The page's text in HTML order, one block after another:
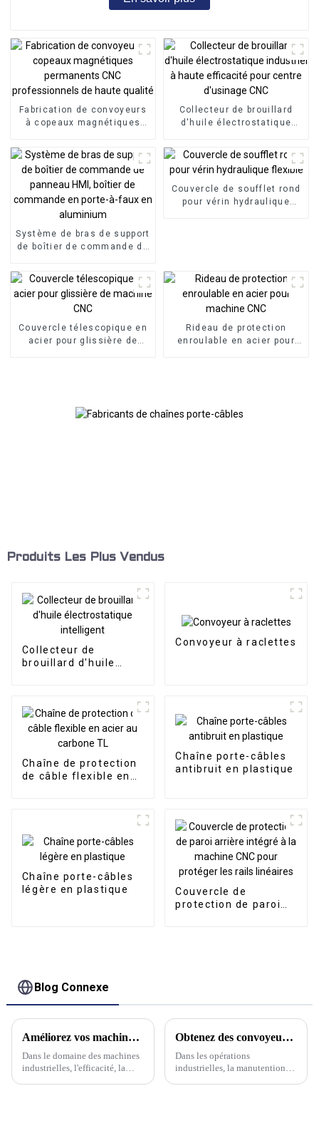
Fabrication de convoyeurs
à copeaux magnétiques
qualité
Collecteur de brouillard
d'huile électrostatique
d'usinage CNC
Système de bras de support
de boîtier de commande de
commande en porte-à-faux
en aluminium
Couvercle de soufflet rond
pour vérin hydraulique
Couvercle télescopique en
acier pour glissière de
Rideau de protection
enroulable en acier pour
Produits Les Plus Vendus
Collecteur de
brouillard d'huile
Convoyeur à raclettes
Chaîne de protection
de câble flexible en
Chaîne porte-câbles
antibruit en plastique
Chaîne porte-câbles
légère en plastique
Couvercle de
protection de paroi
Blog Connexe
Améliorez vos machines avec la série de chaînes porte-câbles en acier de Kwlid
Dans le domaine des machines
industrielles, l'efficacité, la
Obtenez des convoyeurs de haute qualité pour une efficacité maximale
Dans les opérations
industrielles, la manutention